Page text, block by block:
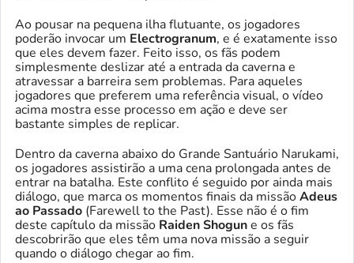
Ao pousar na pequena ilha flutuante, os jogadores
poderão invocar um Electrogranum, e é exatamente isso
que eles devem fazer. Feito isso, os fãs podem
simplesmente deslizar até a entrada da caverna e
atravessar a barreira sem problemas. Para aqueles
jogadores que preferem uma referência visual, o vídeo
acima mostra esse processo em ação e deve ser
bastante simples de replicar.
Dentro da caverna abaixo do Grande Santuário Narukami,
os jogadores assistirão a uma cena prolongada antes de
entrar na batalha. Este conflito é seguido por ainda mais
diálogo, que marca os momentos finais da missãoAdeus
ao Passado (Farewell to the Past). Esse não é o fim
deste capítulo da missão Raiden Shogune os fãs
descobrirão que eles têm uma nova missão a seguir
quando o diálogo chegar ao fim.